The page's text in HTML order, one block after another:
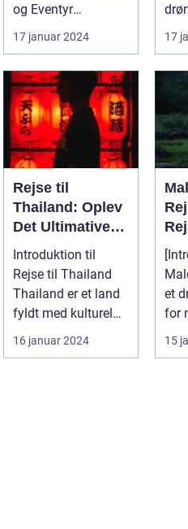
og Eventyr
Introduktion Rejsen
til Vie...
17 januar 2024 17
Rejse til
Thailand: Oplev
Det Ultimative
Eventyr i Landet
Smilenes Land
Introduktion til
Rejse til Thailand
Thailand er et land
fyldt med kulturel
rigdom,
naturskønne land...
16 januar 2024
s
et
for
og
15